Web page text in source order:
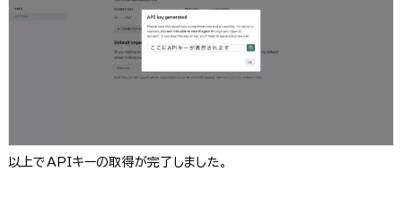
以上でAPIキーの取得が完了しました。